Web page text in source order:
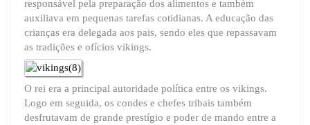
responsável pela preparação dos alimentos e também
auxiliava em pequenas tarefas cotidianas. A educação das
crianças era delegada aos pais, sendo eles que repassavam
as tradições e ofícios vikings.
O rei era a principal autoridade política entre os vikings.
Logo em seguida, os condes e chefes tribais também
desfrutavam de grande prestígio e poder de mando entre a